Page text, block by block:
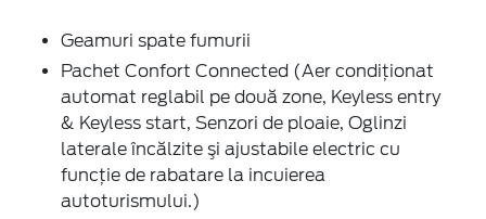
Geamuri spate fumurii
Pachet Confort Connected (Aer condiţionat
automat reglabil pe două zone, Keyless entry
& Keyless start, Senzori de ploaie, Oglinzi
laterale încălzite şi ajustabile electric cu
funcţie de rabatare la incuierea
autoturismului.)